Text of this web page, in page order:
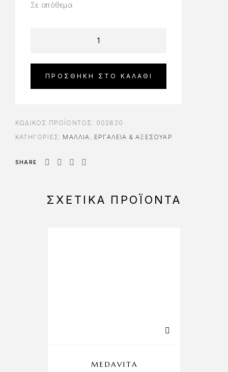
Σε απόθεμα
ΠΡΟΣΘΉΚΗ ΣΤΟ ΚΑΛΆΘΙ
ΚΩΔΙΚΌΣ ΠΡΟΪΌΝΤΟΣ: 002620
ΚΑΤΗΓΟΡΊΕΣ: ΜΑΛΛΙΑ , ΕΡΓΑΛΕΊΑ & AΞΕΣΟΥΆΡ
SHARE
ΣΧΕΤΙΚΆ ΠΡΟΪΌΝΤΑ
MEDAVITA